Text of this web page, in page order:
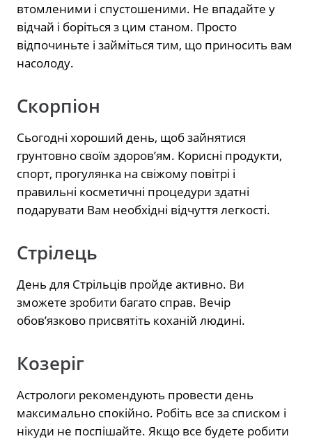
втомленими і спустошеними. Не впадайте у
відчай і боріться з цим станом. Просто
відпочиньте і займіться тим, що приносить вам
насолоду.
Скорпіон
Сьогодні хороший день, щоб зайнятися
грунтовно своїм здоров’ям. Корисні продукти,
спорт, прогулянка на свіжому повітрі і
правильні косметичні процедури здатні
подарувати Вам необхідні відчуття легкості.
Стрілець
День для Стрільців пройде активно. Ви
зможете зробити багато справ. Вечір
обов’язково присвятіть коханій людині.
Козеріг
Астрологи рекомендують провести день
максимально спокійно. Робіть все за списком і
нікуди не поспішайте. Якщо все будете робити